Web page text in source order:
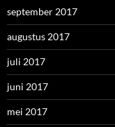
september 2017
augustus 2017
juli 2017
juni 2017
mei 2017